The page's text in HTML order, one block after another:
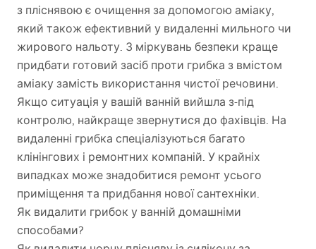
з пліснявою є очищення за допомогою аміаку,
який також ефективний у видаленні мильного чи
жирового нальоту. З міркувань безпеки краще
придбати готовий засіб проти грибка з вмістом
аміаку замість використання чистої речовини.
Якщо ситуація у вашій ванній вийшла з-під
контролю, найкраще звернутися до фахівців. На
видаленні грибка спеціалізуються багато
клінінгових і ремонтних компаній. У крайніх
випадках може знадобитися ремонт усього
приміщення та придбання нової сантехніки.
Як видалити грибок у ванній домашніми
способами?